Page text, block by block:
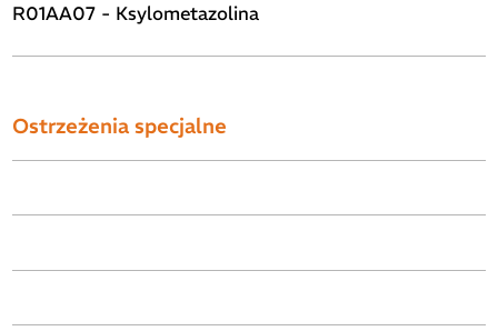
R01AA07 - Ksylometazolina
Ostrzeżenia specjalne